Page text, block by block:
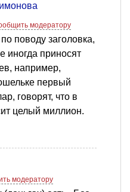
модератору
поводу заголовка,
иногда приносят
например,
первый
говорят, что в
целый миллион.
модератору